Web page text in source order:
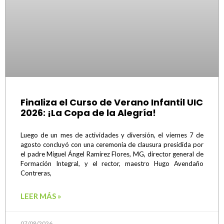
Finaliza el Curso de Verano Infantil UIC
2026: ¡La Copa de la Alegría!
Luego de un mes de actividades y diversión, el viernes 7 de
agosto concluyó con una ceremonia de clausura presidida por
el padre Miguel Ángel Ramírez Flores, MG, director general de
Formación Integral, y el rector, maestro Hugo Avendaño
Contreras,
LEER MÁS »